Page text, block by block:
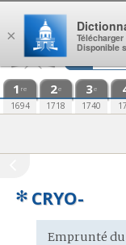
Aller au contenu
1 re
1694
2e
1718
3e
1740
✻ CRYO-
Étymologie
Emprunté du
×
Disponible